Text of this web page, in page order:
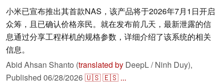
小米已宣布推出其首款NAS，该产品将于2026年7月1日开启
众筹，且已确认价格亲民。就在发布前几天，最新泄露的信
息通过分享工程样机的规格参数，详细介绍了该系统的相关
信息。
Abid Ahsan Shanto (translated by DeepL / Ninh Duy),
Published 06/28/2026🇺🇸🇪🇸 ...